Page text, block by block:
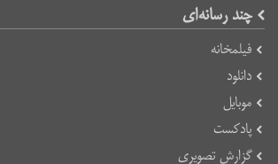
چند رسانه‌ای
فیلمخانه
دانلود
موبایل
پادکست
گزارش تصویری